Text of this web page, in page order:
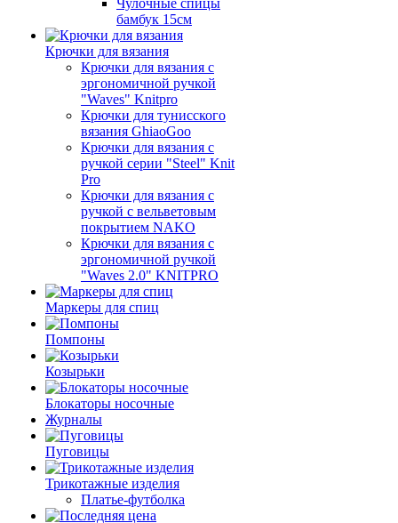
Чулочные спицы
бамбук 15см
Крючки для вязания
Крючки для вязания с
эргономичной ручкой
"Waves" Knitpro
Крючки для тунисского
вязания GhiaoGoo
Крючки для вязания с
ручкой серии "Steel" Knit
Pro
Крючки для вязания с
ручкой с вельветовым
покрытием NAKO
Крючки для вязания с
эргономичной ручкой
"Waves 2.0" KNITPRO
Маркеры для спиц
Помпоны
Козырьки
Блокаторы носочные
Журналы
Пуговицы
Трикотажные изделия
Платье-футболка